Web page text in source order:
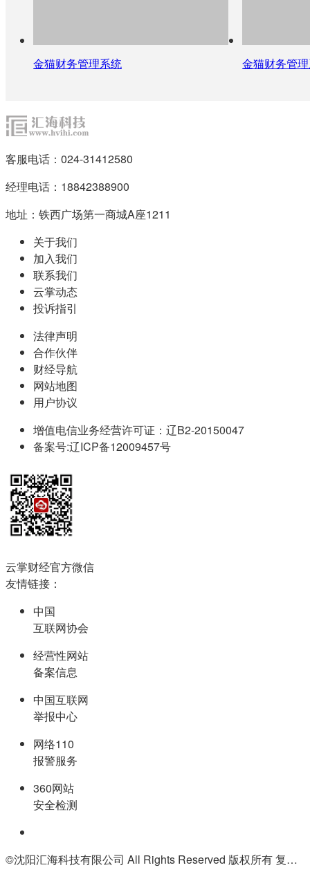
金猫财务管理系统 金猫财务管
客服电话：024-31412580
经理电话：18842388900
地址：铁西广场第一商城A座1211
关于我们
加入我们
联系我们
云掌动态
投诉指引
法律声明
合作伙伴
财经导航
网站地图
用户协议
增值电信业务经营许可证：辽B2-20150047
备案号:辽ICP备12009457号
云掌财经官方微信
友情链接：
中国
互联网协会
经营性网站
备案信息
中国互联网
举报中心
网络110
报警服务
360网站
安全检测
©沈阳汇海科技有限公司 All Rights Reserved 版权所有 复制必究